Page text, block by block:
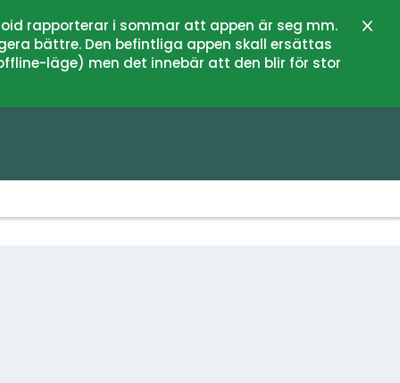
rapporterar i sommar att appen är seg mm.
bättre. Den befintliga appen skall ersättas
läge) men det innebär att den blir för stor